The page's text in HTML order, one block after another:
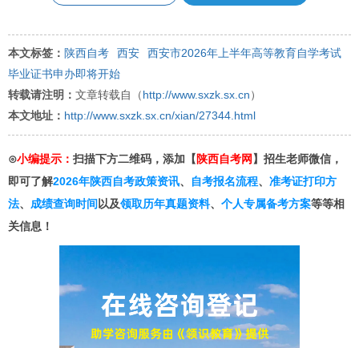
本文标签： 陕西自考 西安
西安市2026年上半年高等教育自学考试
毕业证书申办即将开始
转载请注明： 文章转载自（ http://www.sxzk.sx.cn ）
本文地址： http://www.sxzk.sx.cn/xian/27344.html
⊙小编提示： 扫描下方二维码，添加【 陕西自考网 】招生老师微信，
即可了解2026年陕西自考政策资讯、 自考报名流程、 准考证打印方
法、 成绩查询时间 以及领取历年真题资料、 个人专属备考方案等等相
关信息！